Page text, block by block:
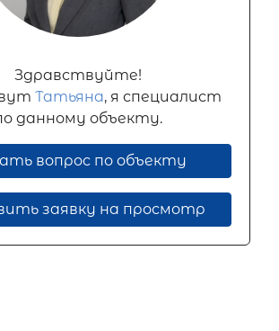
Здравствуйте!
Татьяна, я специалист
данному объекту.
вопрос по объекту
заявку на просмотр